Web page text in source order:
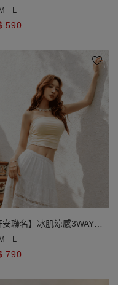
蕾絲背心
M L
590
安聯名】冰肌涼感3WAY金
星掛鍊平口BRA TOP
M L
790